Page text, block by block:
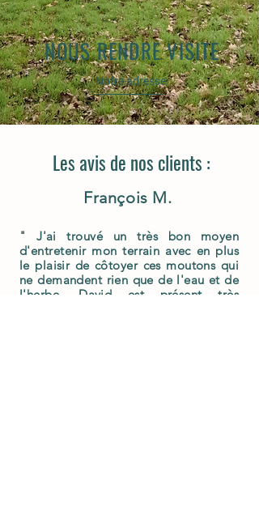
Notre adresse
NOUS RENDRE VISITE
Les avis de nos clients :
François M.
" J'ai trouvé un très bon moyen
d'entretenir mon terrain avec en plus
le plaisir de côtoyerces moutons qui
ne demandent rien que de l'eau et de
l'herbe. David est présent très